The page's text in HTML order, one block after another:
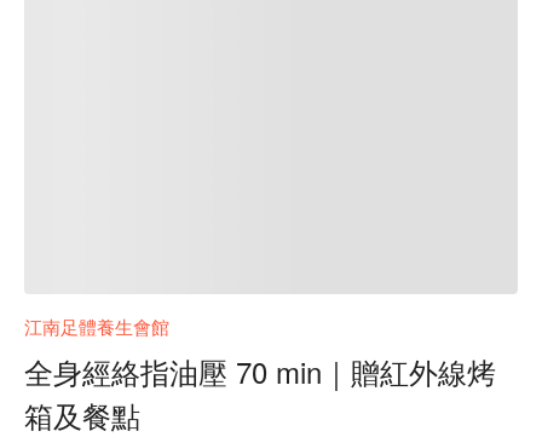
江南足體養生會館
全身經絡指油壓 70 min｜贈紅外線烤
箱及餐點